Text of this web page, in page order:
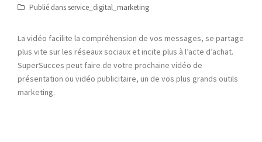
Publié dansservice_digital_marketing
La vidéo facilite la compréhension de vos messages, se partage
plus vite sur les réseaux sociaux et incite plus à l’acte d’achat.
SuperSucces peut faire de votre prochaine vidéo de
présentation ou vidéo publicitaire, un de vos plus grands outils
marketing.